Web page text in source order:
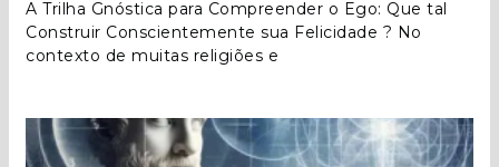
A Trilha Gnóstica para Compreender o Ego: Que tal
Construir Conscientemente sua Felicidade ? No
contexto de muitas religiões e